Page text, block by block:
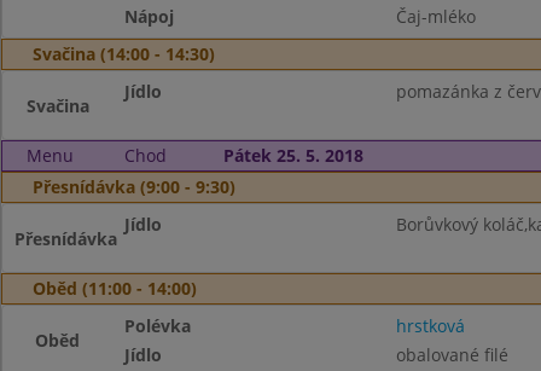
Nápoj
Čaj-mléko
Svačina (14:00 - 14:30)
Svačina
Jídlo pomazánka z
Menu Chod
Pátek 25. 5. 2018
Přesnídávka (9:00 - 9:30)
Přesnídávka
Jídlo Borůvkový
Oběd (11:00 - 14:00)
Oběd
Polévka
hrstková
Jídlo
obalované filé